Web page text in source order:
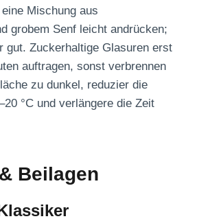
Mischung aus
grobem Senf leicht andrücken;
gut. Zuckerhaltige Glasuren erst
auftragen, sonst verbrennen
zu dunkel, reduzier die
°C und verlängere die Zeit
Beilagen